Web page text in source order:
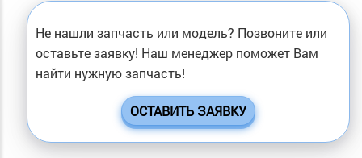
Не нашли запчасть или модель? Позвоните или
оставьте заявку! Наш менеджер поможет Вам
найти нужную запчасть!
ОСТАВИТЬ ЗАЯВКУ